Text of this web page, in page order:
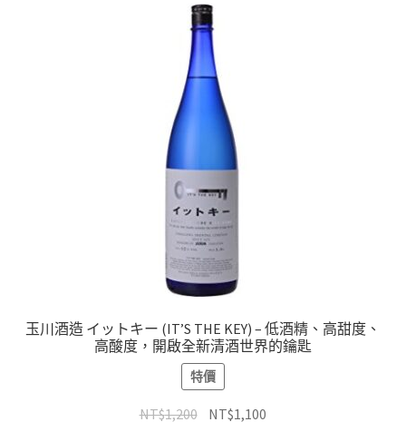
玉川酒造 イットキー (IT’S THE KEY) – 低酒精、高甜度、
高酸度，開啟全新清酒世界的鑰匙
特價
NT$1,200 NT$1,100